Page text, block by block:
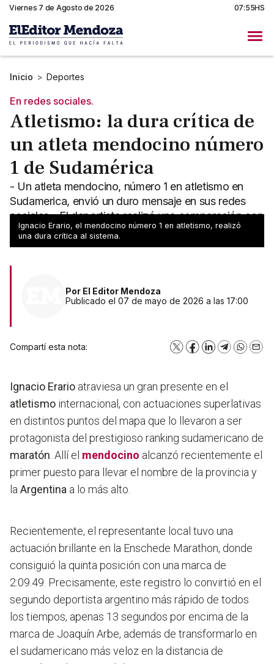
Viernes 7 de Agosto de 2026 07:55HS
Inicio > Deportes
En redes sociales.
Atletismo: la dura crítica de
un atleta mendocino número
1 de Sudamérica
- Un atleta mendocino, número 1 en atletismo en
Sudamerica, envió un duro mensaje en sus redes
sociales - El deportista realizó una comparación con
Chile
Ignacio Erario, el mendocino número 1 en atletismo, realizó
una dura crítica al sistema.
Por El Editor Mendoza
Publicado el 07 de mayo de 2026 a las 17:00
Compartí esta nota: X Facebook
LinkedInTelegram
Ignacio Erario atraviesa un gran presente en el
atletismo internacional, con actuaciones superlativas
en distintos puntos del mapa que lo llevaron a ser
protagonista del prestigioso ranking sudamericano de
maratón . Allí el mendocino alcanzó recientemente el
primer puesto para llevar el nombre de la provincia y
la Argentina a lo más alto.
Recientemente, el representante local tuvo una
actuación brillante en la Enschede Marathon, donde
consiguió la quinta posición con una marca de
2:09.49. Precisamente, este registro lo convirtió en el
segundo deportista argentino más rápido de todos
los tiempos, apenas 13 segundos por encima de la
marca de Joaquín Arbe, además de transformarlo en
el sudamericano más veloz en la distancia de